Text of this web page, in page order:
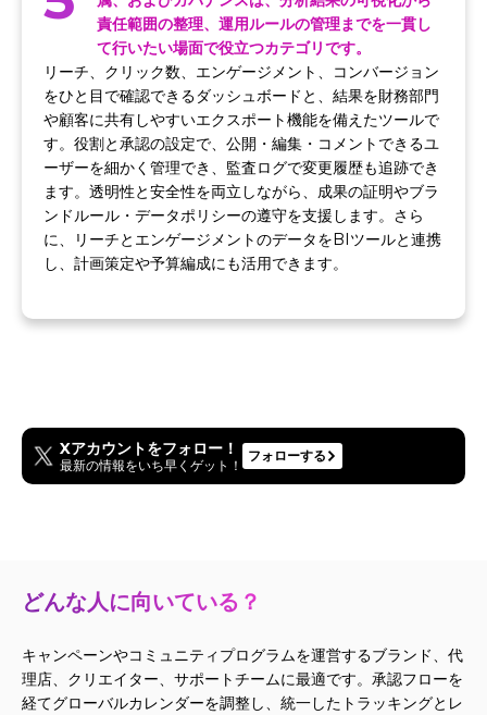
責任範囲の整理、運用ルールの管理までを一貫し
て行いたい場面で役立つカテゴリです。
リーチ、クリック数、エンゲージメント、コンバージョン
をひと目で確認できるダッシュボードと、結果を財務部門
や顧客に共有しやすいエクスポート機能を備えたツールで
す。役割と承認の設定で、公開・編集・コメントできるユ
ーザーを細かく管理でき、監査ログで変更履歴も追跡でき
ます。透明性と安全性を両立しながら、成果の証明やブラ
ンドルール・データポリシーの遵守を支援します。さら
に、リーチとエンゲージメントのデータをBIツールと連携
し、計画策定や予算編成にも活用できます。
Xアカウントをフォロー！
最新の情報をいち早くゲット！
フォローする
どんな人に向いている？
キャンペーンやコミュニティプログラムを運営するブランド、代
理店、クリエイター、サポートチームに最適です。承認フローを
経てグローバルカレンダーを調整し、統一したトラッキングとレ